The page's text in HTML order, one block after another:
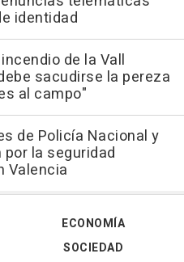
identidad
de la Vall
sacudirse la pereza
al campo"
de Policía Nacional y
por la seguridad
Valencia
ECONOMÍA
SOCIEDAD